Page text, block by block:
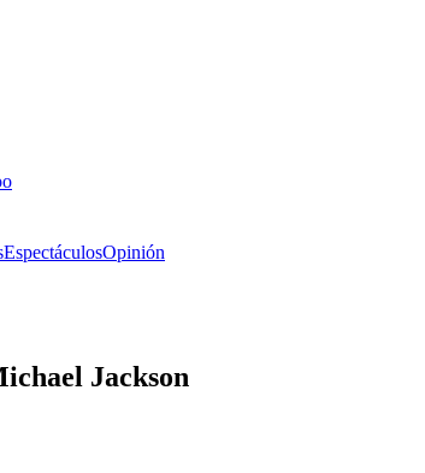
EspectáculosOpinión
Jackson